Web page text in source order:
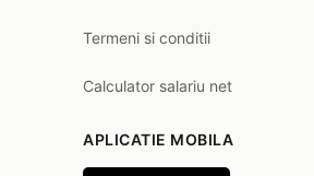
Termeni si conditii
Calculator salariu net
APLICATIE MOBILA